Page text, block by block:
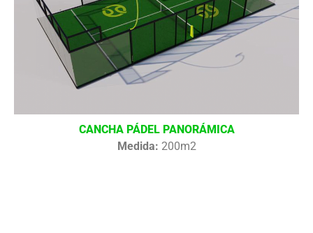
CANCHA PÁDEL PANORÁMICA
Medida: 200m2